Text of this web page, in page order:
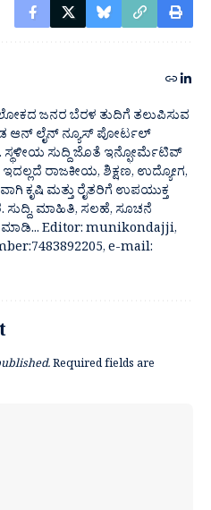
ಲೋಕದ ಜನರ ಬೆರಳ ತುದಿಗೆ ತಲುಪಿಸುವ
ಆನ್ ಲೈನ್ ನ್ಯೂಸ್ ಪೋರ್ಟಲ್
ಸುದ್ದಿ ಜೊತೆ ಇನ್ಫೋರ್ಮೆಟಿವ್
ರಾಜಕೀಯ, ಶಿಕ್ಷಣ, ಉದ್ಯೋಗ,
ಕೃಷಿ ಮತ್ತು ರೈತರಿಗೆ ಉಪಯುಕ್ತ
ಸುದ್ದಿ, ಮಾಹಿತಿ, ಸಲಹೆ, ಸೂಚನೆ
ಮಾಡಿ... Editor: munikondajji,
e-mail:
Required fields are